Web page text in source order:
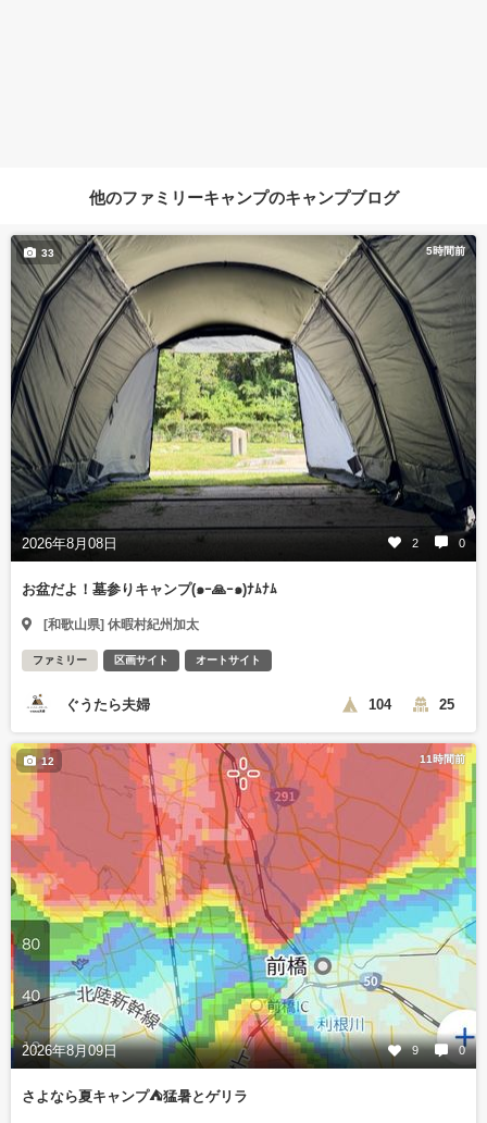
他のファミリーキャンプのキャンプブログ
5時間前
2026年8月08日 2 0
33
お盆だよ！墓参りキャンプ(๑ｰ🙏ｰ๑)ﾅﾑﾅﾑ
[和歌山県] 休暇村紀州加太
ファミリー 区画サイト オートサイト
ぐうたら夫婦 104 25
11時間前
2026年8月09日 9 0
12
さよなら夏キャンプ⛺️猛暑とゲリラ